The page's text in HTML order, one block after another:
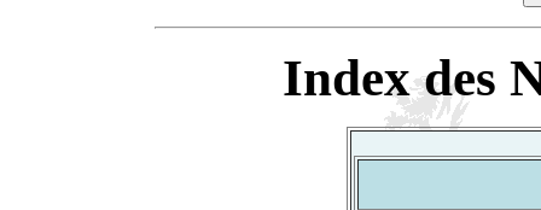
Index des